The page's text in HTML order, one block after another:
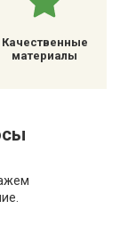
Качественные
материалы